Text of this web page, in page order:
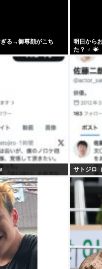
ぎる→御尊顔がこち
明日から
た？ ‍♂ ☀
サトジロ